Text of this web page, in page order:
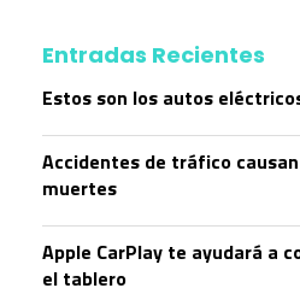
Entradas Recientes
Estos son los autos
Accidentes de tráfico
muertes
Apple CarPlay te ayudará a
el tablero